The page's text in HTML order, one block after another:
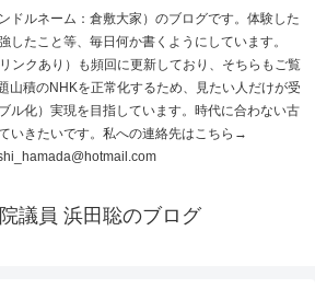
ドルネーム：倉敷大家）のブログです。体験した
したこと等、毎日何か書くようにしています。
ンクあり）も頻回に更新しており、そちらもご覧
山積のNHKを正常化するため、見たい人だけが受
ル化）実現を目指しています。時代に合わない古
いきたいです。私への連絡先はこちら→
議員 浜田聡のブログ